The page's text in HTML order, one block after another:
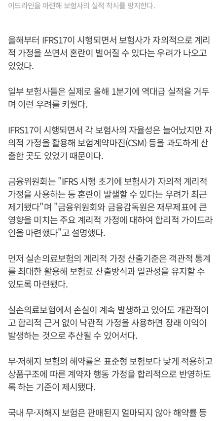
이드라인을 마련해 보험사의 실적 착시를 방지한다.
올해부터 IFRS17이 시행되면서 보험사가 자의적으로 계리
적 가정을 쓰면서 혼란이 벌어질 수 있다는 우려가 나오고
있었다.
일부 보험사들은 실제로 올해 1분기에 역대급 실적을 거두
며 이런 우려를 키웠다.
IFRS17이 시행되면서 각 보험사의 자율성은 늘어났지만 자
의적 가정을 활용해 보험계약마진(CSM) 등을 과도하게 산
출한 곳도 있었기 때문이다.
금융위원회는 "IFRS 시행 초기에 보험사가 자의적 계리적
가정을 사용하는 등 혼란이 발샐할 수 있다는 우려가 최근
제기됐다"며 "금융위원회와 금융감독원은 재무제표에 큰
영향을 미치는 주요 계리적 가정에 대하여 합리적 가이드라
인을 마련했다"고 설명했다.
먼저 실손의료보험의 계리적 가정 산출기준은 객관적 통계
를 최대한 활용해 보험료 산출방식과 일관성을 유지할 수
있도록 마련됐다.
실손의료보험에서 손실이 계속 발생하고 있어도 개관적이
고 합리적 근거 없이 낙관적 가정을 사용하면 장래 이익이
발생하는 것으로 추산될 수 있어서다.
무·저해지 보험의 해약률은 표준형 보험보다 낮게 적용하고
상품구조에 따른 계약자 행동 가정을 합리적으로 반영하도
록 하는 기준이 제시됐다.
국내 무·저해지 보험은 판매된지 얼마되지 않아 해약률 등